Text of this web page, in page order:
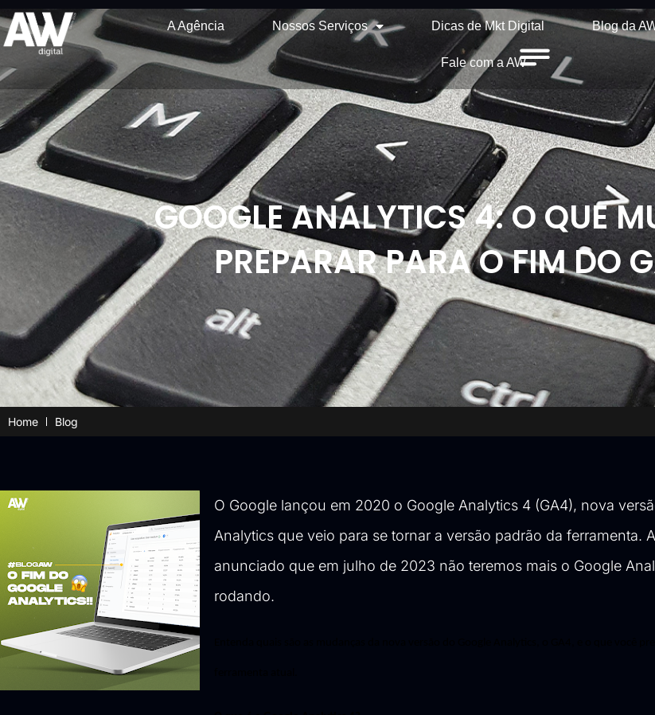
A Agência Nossos Serviços Dicas de Mkt Digital Blog da
Fale com a AW
GOOGLE ANALYTICS 4: O QUE
PREPARAR PARA O FIM DO
Home Blog
O Google lançou em 2020 o Google Analytics 4 (GA4), nova
Analytics que veio para se tornar a versão padrão da ferramenta.
anunciado que em julho de 2023 não teremos mais o Google
rodando.